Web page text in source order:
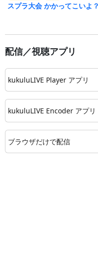
スプラ大会 かかってこいよ
配信／視聴アプリ
kukuluLIVE Player アプリ
kukuluLIVE Encoder アプリ
ブラウザだけで配信